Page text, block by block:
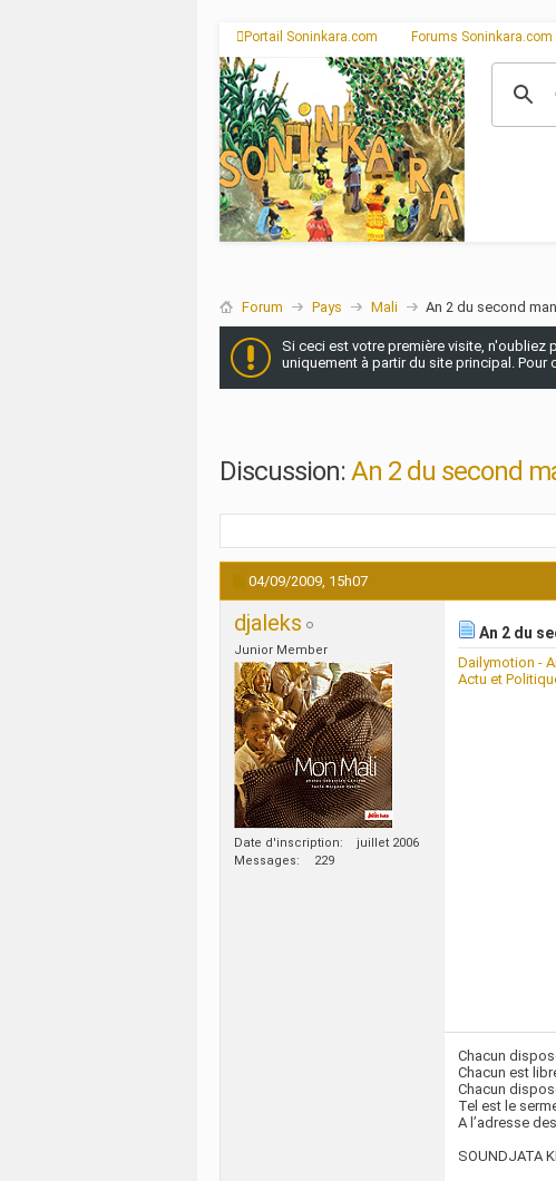
Portail Soninkara.com Forums Soninkara.com
Forum Pays Mali An 2 du second
Si ceci est votre première visite, n'oubliez
uniquement à partir du site principal.
Discussion:An 2 du second
04/09/2009, 15h07
djaleks
Junior Member
Date d'inscription
juillet 2006
Messages
229
An 2 du
Dailymotion -
Actu et
Chacun
Chacun est
Chacun
Tel est le
A l’adresse
SOUNDJATA